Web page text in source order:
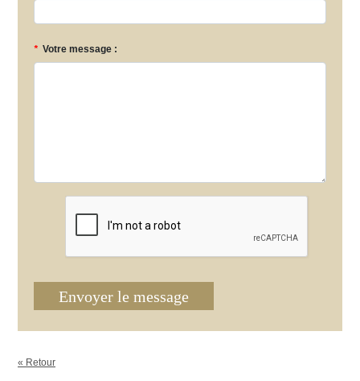
* Votre message :
Envoyer le message
« Retour